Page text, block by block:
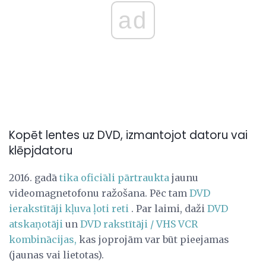
ad
Kopēt lentes uz DVD, izmantojot datoru vai
klēpjdatoru
2016. gadā tika oficiāli pārtraukta jaunu
videomagnetofonu ražošana. Pēc tam DVD
ierakstītāji kļuva ļoti reti . Par laimi, daži DVD
atskaņotāji un DVD rakstītāji / VHS VCR
kombinācijas, kas joprojām var būt pieejamas
(jaunas vai lietotas).